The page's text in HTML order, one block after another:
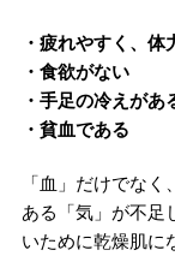
・疲れやすく、体
・食欲がない
・手足の冷えがあ
・貧血である
「血」だけでな
ある「気」が不足
いために乾燥肌に